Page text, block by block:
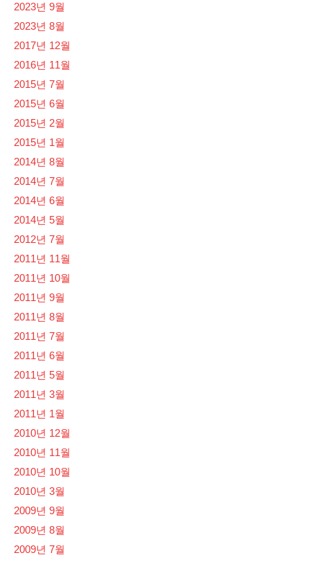
2023년 9월
2023년 8월
2017년 12월
2016년 11월
2015년 7월
2015년 6월
2015년 2월
2015년 1월
2014년 8월
2014년 7월
2014년 6월
2014년 5월
2012년 7월
2011년 11월
2011년 10월
2011년 9월
2011년 8월
2011년 7월
2011년 6월
2011년 5월
2011년 3월
2011년 1월
2010년 12월
2010년 11월
2010년 10월
2010년 3월
2009년 9월
2009년 8월
2009년 7월